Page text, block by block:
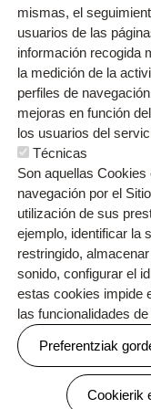
ultravioleta y
taller ha sido
Orri-oina
Testu-Cookien
Webgune
mismas, el
usuarios de las
información recogida
la medición de la
perfiles de
mejoras en función
los usuarios del
Técnicas
Son aquellas
navegación por el
utilización de sus
ejemplo, identificar la
restringido,
sonido, configurar el
estas cookies impide
las funcionalidades
Preferentziak
Cookierik
Baimenak